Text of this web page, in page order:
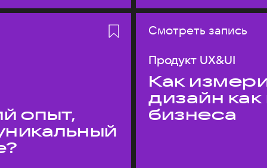
опыт,
Смотреть запись
Продукт UX&UI
Как
дизайн
бизнеса